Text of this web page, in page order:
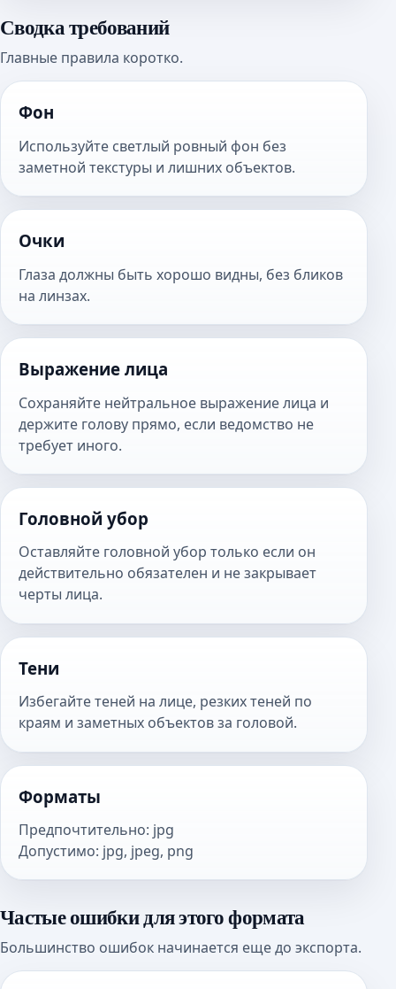
Сводка требований
Главные правила коротко.
Фон
Используйте светлый ровный фон без
заметной текстуры и лишних объектов.
Очки
Глаза должны быть хорошо видны, без бликов
на линзах.
Выражение лица
Сохраняйте нейтральное выражение лица и
держите голову прямо, если ведомство не
требует иного.
Головной убор
Оставляйте головной убор только если он
действительно обязателен и не закрывает
черты лица.
Тени
Избегайте теней на лице, резких теней по
краям и заметных объектов за головой.
Форматы
Предпочтительно: jpg
Допустимо: jpg, jpeg, png
Частые ошибки для этого формата
Большинство ошибок начинается еще до экспорта.